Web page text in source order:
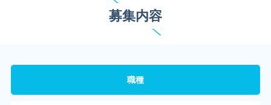
募集内容
職種